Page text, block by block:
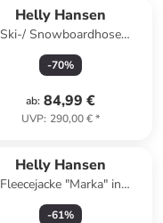
Helly Hansen
Ski-/ Snowboardhose
"Powderqueen" in Blau
-70%
ab: 84,99 €
UVP: 290,00 €*
Helly Hansen
Fleecejacke "Marka" in
Hellblau/ Weiß/ Lila
-61%